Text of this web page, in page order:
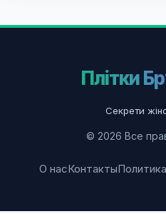
Плітки
Секрети
© 2026 Все
О насКонтакты